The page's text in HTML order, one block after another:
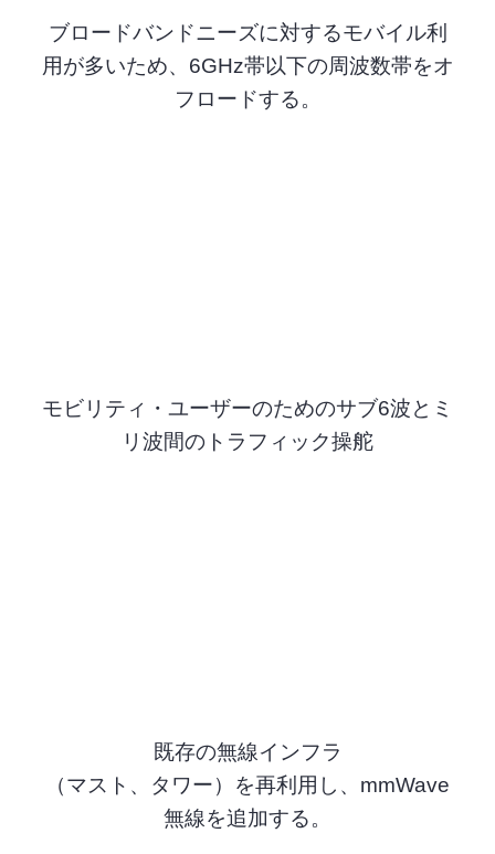
ブロードバンドニーズに対するモバイル利
用が多いため、6GHz帯以下の周波数帯をオ
フロードする。
モビリティ・ユーザーのためのサブ6波とミ
リ波間のトラフィック操舵
既存の無線インフラ
（マスト、タワー）を再利用し、mmWave
無線を追加する。